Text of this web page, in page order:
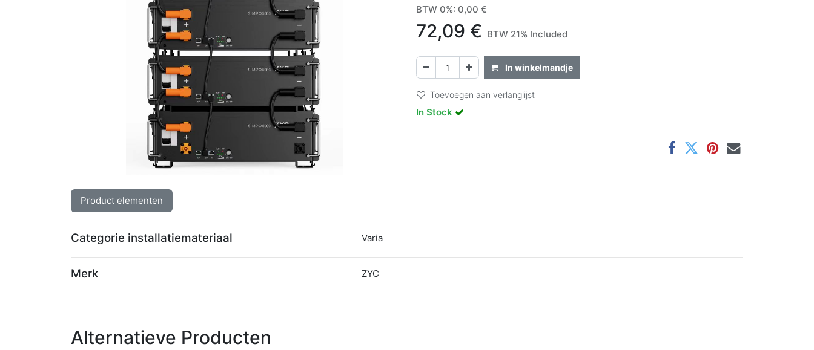
BTW 0%: 0,00 €
72,09 € BTW 21% Included
In winkelmandje
Toevoegen aan verlanglijst
In Stock
Product elementen
Categorie installatiemateriaal Varia
Merk ZYC
Alternatieve Producten